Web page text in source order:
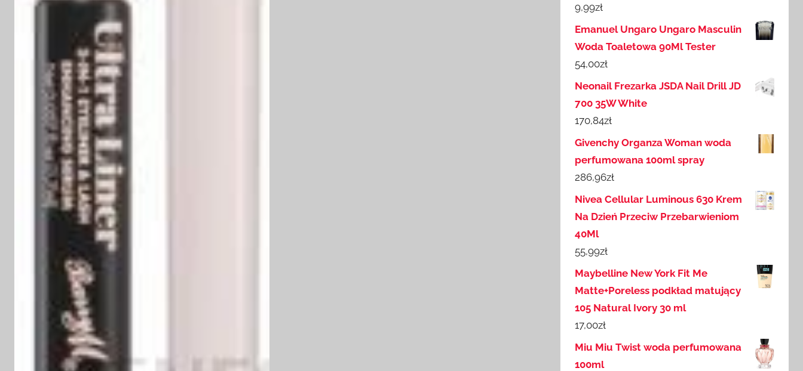
9,99zł
Emanuel Ungaro Ungaro Masculin
Woda Toaletowa 90Ml Tester
54,00zł
Neonail Frezarka JSDA Nail Drill JD
700 35W White
170,84zł
Givenchy Organza Woman woda
perfumowana 100ml spray
286,96zł
Nivea Cellular Luminous 630 Krem
Na Dzień Przeciw Przebarwieniom
40Ml
55,99zł
Maybelline New York Fit Me
Matte+Poreless podkład matujący
105 Natural Ivory 30 ml
17,00zł
Miu Miu Twist woda perfumowana
100ml